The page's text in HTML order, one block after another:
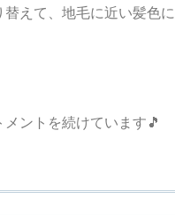
えて、地毛に近い髪色に
ントを続けています🎵